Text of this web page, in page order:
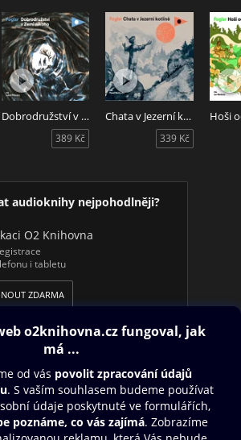
Dobrodružství v Zemi nikoho
389 Kč
Chata v Jezerní kotlině
339 Kč
audioknihy nejpohodlněji?
O2 Knihovna
i tabletu
ZDARMA